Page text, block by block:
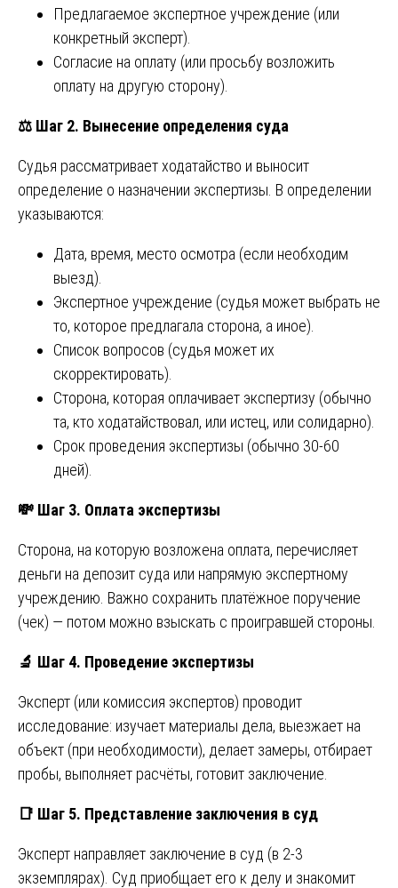
Предлагаемое экспертное учреждение (или
конкретный эксперт).
Согласие на оплату (или просьбу возложить
оплату на другую сторону).
⚖️ Шаг 2. Вынесение определения суда
Судья рассматривает ходатайство и выносит
определение о назначении экспертизы. В определении
указываются:
Дата, время, место осмотра (если необходим
выезд).
Экспертное учреждение (судья может выбрать не
то, которое предлагала сторона, а иное).
Список вопросов (судья может их
скорректировать).
Сторона, которая оплачивает экспертизу (обычно
та, кто ходатайствовал, или истец, или солидарно).
Срок проведения экспертизы (обычно 30-60
дней).
💸 Шаг 3. Оплата экспертизы
Сторона, на которую возложена оплата, перечисляет
деньги на депозит суда или напрямую экспертному
учреждению. Важно сохранить платёжное поручение
(чек) — потом можно взыскать с проигравшей стороны.
🔬 Шаг 4. Проведение экспертизы
Эксперт (или комиссия экспертов) проводит
исследование: изучает материалы дела, выезжает на
объект (при необходимости), делает замеры, отбирает
пробы, выполняет расчёты, готовит заключение.
📑 Шаг 5. Представление заключения в суд
Эксперт направляет заключение в суд (в 2-3
экземплярах). Суд приобщает его к делу и знакомит